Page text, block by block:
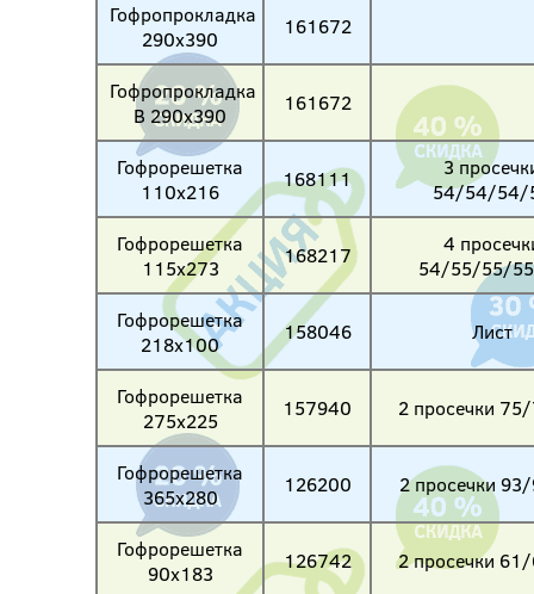
Гофропрокладка
290х390
161672
Гофропрокладка
B 290х390
161672
Гофрорешетка
110х216
168111
3
54/54/54/
Гофрорешетка
115х273
168217
4
54/55/55/
Гофрорешетка
218х100
158046 Лист
Гофрорешетка
275х225
157940 2 просечки
Гофрорешетка
365х280
126200 2 просечки
Гофрорешетка
90х183
126742 2 просечки